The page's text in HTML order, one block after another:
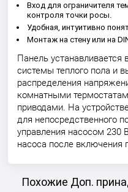
Вход для ограничителя
контроля точки росы.
Удобная, интуитивно
Монтаж на стену или на
Панель
системы теплого пола и
распределения
комнатными
приводами. На
для непосредственного
управления насосом 230
насоса после включения
Похожие Доп.